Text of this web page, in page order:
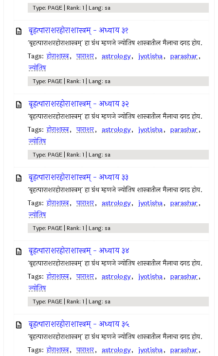
Type: PAGE | Rank: 1 | Lang: sa
बृहत्पाराशरहोराशास्त्रम् - अध्याय ३१
`बृहत्पाराशरहोराशास्त्रम्` हा ग्रंथ म्हणजे ज्योतिष शास्त्रातील मैलाचा दगड होय.
Tags: होराशास्त्र, पाराशर, astrology, jyotisha, parashar,
ज्योतिष
Type: PAGE | Rank: 1 | Lang: sa
बृहत्पाराशरहोराशास्त्रम् - अध्याय ३२
`बृहत्पाराशरहोराशास्त्रम्` हा ग्रंथ म्हणजे ज्योतिष शास्त्रातील मैलाचा दगड होय.
Tags: होराशास्त्र, पाराशर, astrology, jyotisha, parashar,
ज्योतिष
Type: PAGE | Rank: 1 | Lang: sa
बृहत्पाराशरहोराशास्त्रम् - अध्याय ३३
`बृहत्पाराशरहोराशास्त्रम्` हा ग्रंथ म्हणजे ज्योतिष शास्त्रातील मैलाचा दगड होय.
Tags: होराशास्त्र, पाराशर, astrology, jyotisha, parashar,
ज्योतिष
Type: PAGE | Rank: 1 | Lang: sa
बृहत्पाराशरहोराशास्त्रम् - अध्याय ३४
`बृहत्पाराशरहोराशास्त्रम्` हा ग्रंथ म्हणजे ज्योतिष शास्त्रातील मैलाचा दगड होय.
Tags: होराशास्त्र, पाराशर, astrology, jyotisha, parashar,
ज्योतिष
Type: PAGE | Rank: 1 | Lang: sa
बृहत्पाराशरहोराशास्त्रम् - अध्याय ३५
`बृहत्पाराशरहोराशास्त्रम्` हा ग्रंथ म्हणजे ज्योतिष शास्त्रातील मैलाचा दगड होय.
Tags: होराशास्त्र, पाराशर, astrology, jyotisha, parashar,